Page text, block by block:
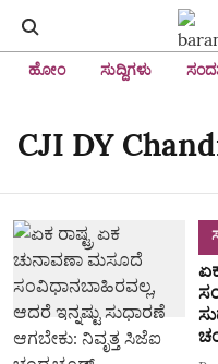
ಹೋಂ ಸುದ್ದಿಗಳು
CJI DY